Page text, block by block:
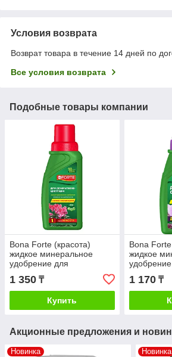
Условия возврата
Возврат товара в течение 14 дней по
Все условия возврата
Подобные товары компании
Bona Forte (красота)
жидкое минеральное
удобрение для
декоративно - цветущих
растений, 285мл
1 350 ₸
Купить
Bona
жидкое
1 170₸
Акционные предложения и
Новинка Новинка